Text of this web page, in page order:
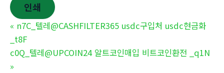
인쇄
« n7C_텔레@CASHFILTER365 usdc구입처 usdc현금화
_t8F
c0Q_텔레@UPCOIN24 알트코인매입 비트코인환전 _q1N
»